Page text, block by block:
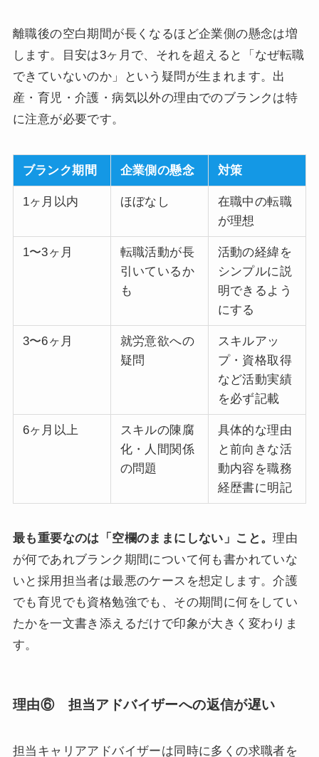
離職後の空白期間が長くなるほど企業側の懸念は増
します。目安は3ヶ月で、それを超えると「なぜ転職
できていないのか」という疑問が生まれます。出
産・育児・介護・病気以外の理由でのブランクは特
に注意が必要です。
ブランク期間 企業側の懸念 対策
1ヶ月以内 ほぼなし
在職中の転職
が理想
1〜3ヶ月
転職活動が長
引いているか
も
活動の経緯を
シンプルに説
明できるよう
にする
3〜6ヶ月
就労意欲への
疑問
スキルアッ
プ・資格取得
など活動実績
を必ず記載
6ヶ月以上
スキルの陳腐
化・人間関係
の問題
具体的な理由
と前向きな活
動内容を職務
経歴書に明記
最も重要なのは「空欄のままにしない」こと。理由
が何であれブランク期間について何も書かれていな
いと採用担当者は最悪のケースを想定します。介護
でも育児でも資格勉強でも、その期間に何をしてい
たかを一文書き添えるだけで印象が大きく変わりま
す。
理由⑥ 担当アドバイザーへの返信が遅い
担当キャリアアドバイザーは同時に多くの求職者を